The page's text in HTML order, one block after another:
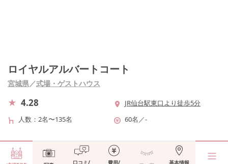
ロイヤルアルバートコート
宮城県／式場・ゲストハウス
4.28
JR仙台駅東口より徒歩5分
人数
2名〜135名 60名 ／-
口コミ/ 費用/ 基本情報